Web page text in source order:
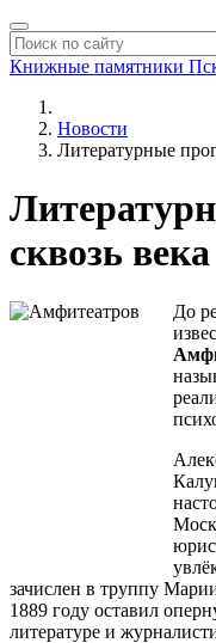
Книжные памятники
Новости
Литературные
сквозь века
До
зачислен в труппу
1889 году оставил
литературе и